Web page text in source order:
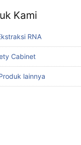
Kami
RNA
Cabinet
lainnya